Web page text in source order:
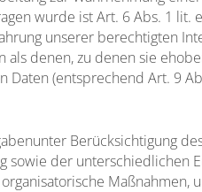
wurde ist Art. 6 Abs. 1 lit. e
unserer berechtigten
denen, zu denen sie
(entsprechend Art. 9
Berücksichtigung
der unterschiedlichen
Maßnahmen,